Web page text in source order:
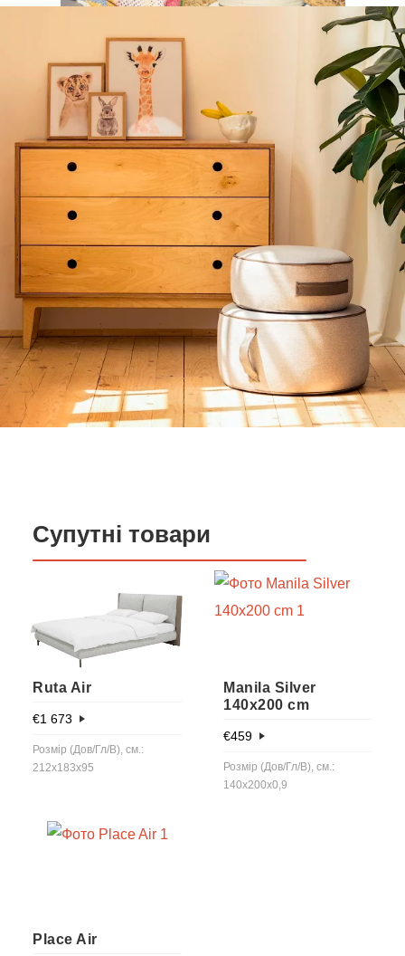
Супутні товари
Ruta Air
€1 673
Розмір (Дов/Гл/В), см.:
212x183x95
Manila Silver
140x200 cm
€459
Розмір (Дов/Гл/В), см.:
140x200x0,9
Place Air